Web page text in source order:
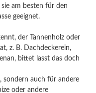
am besten für den
geeignet.
der Tannenholz oder
z. B. Dachdeckerein,
bittet lasst das doch
sondern auch für andere
oder andere